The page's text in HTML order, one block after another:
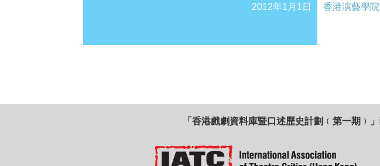
2012年1月1日
香港演藝學
「香港戲劇資料庫暨口述歷史計劃﹙第一期﹚